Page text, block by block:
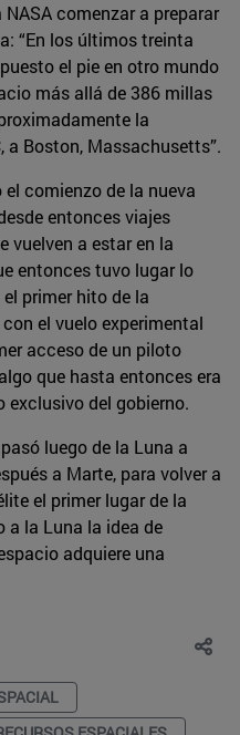
comenzar a preparar
“En los últimos treinta
el pie en otro mundo
más allá de 386 millas
la
a Boston, Massachusetts”.
comienzo de la nueva
entonces viajes
vuelven a estar en la
entonces tuvo lugar lo
primer hito de la
el vuelo experimental
acceso de un piloto
que hasta entonces era
del gobierno.
luego de la Luna a
a Marte, para volver a
el primer lugar de la
a la Luna la idea de
adquiere una